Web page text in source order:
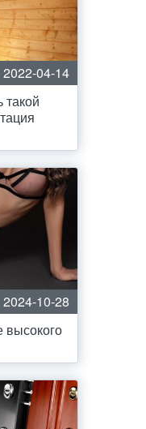
2022-04-14
такой
2024-10-28
высокого